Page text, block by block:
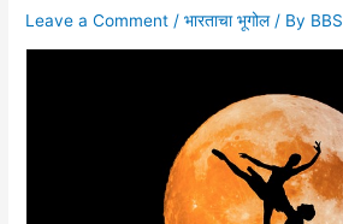
Leave a Comment /भारताचा भूगोल/ By BBS